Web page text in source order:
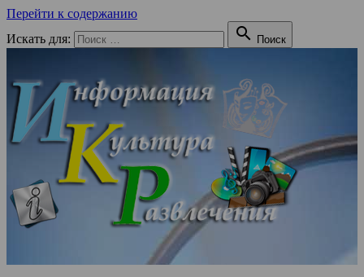
Перейти к содержанию
Искать для:
 Поиск